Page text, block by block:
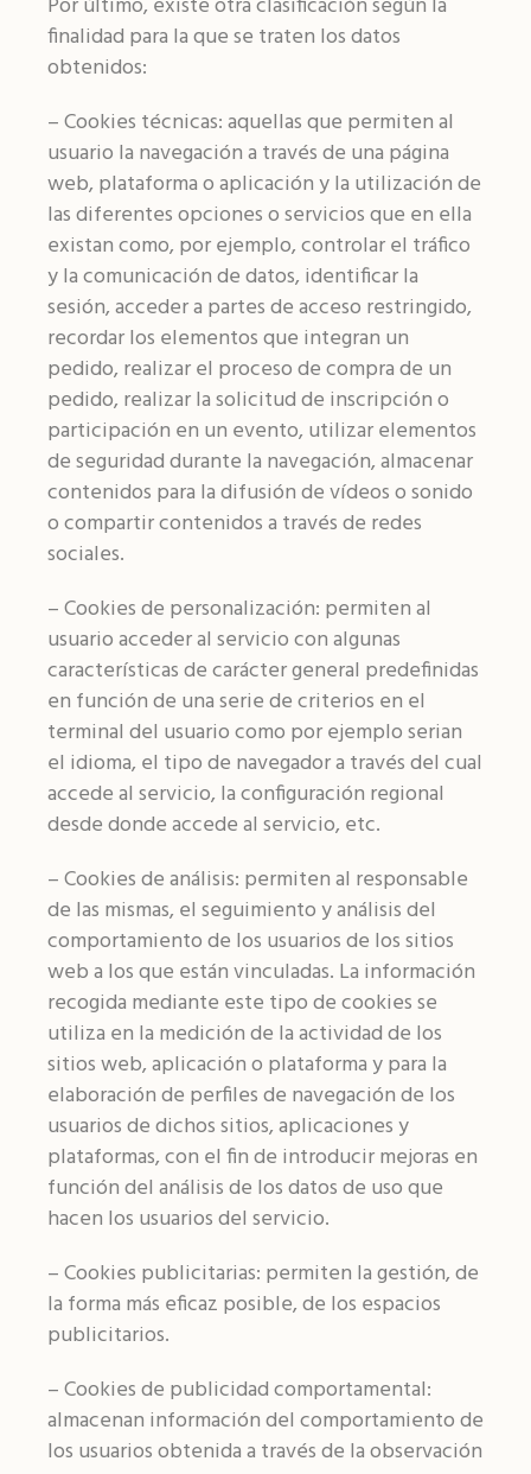
finalidad para la que se traten los datos
obtenidos:
– Cookies técnicas: aquellas que permiten al
usuario la navegación a través de una página
web, plataforma o aplicación y la utilización de
las diferentes opciones o servicios que en ella
existan como, por ejemplo, controlar el tráfico
y la comunicación de datos, identificar la
sesión, acceder a partes de acceso restringido,
recordar los elementos que integran un
pedido, realizar el proceso de compra de un
pedido, realizar la solicitud de inscripción o
participación en un evento, utilizar elementos
de seguridad durante la navegación, almacenar
contenidos para la difusión de vídeos o sonido
o compartir contenidos a través de redes
sociales.
– Cookies de personalización: permiten al
usuario acceder al servicio con algunas
características de carácter general predefinidas
en función de una serie de criterios en el
terminal del usuario como por ejemplo serian
el idioma, el tipo de navegador a través del cual
accede al servicio, la configuración regional
desde donde accede al servicio, etc.
– Cookies de análisis: permiten al responsable
de las mismas, el seguimiento y análisis del
comportamiento de los usuarios de los sitios
web a los que están vinculadas. La información
recogida mediante este tipo de cookies se
utiliza en la medición de la actividad de los
sitios web, aplicación o plataforma y para la
elaboración de perfiles de navegación de los
usuarios de dichos sitios, aplicaciones y
plataformas, con el fin de introducir mejoras en
función del análisis de los datos de uso que
hacen los usuarios del servicio.
– Cookies publicitarias: permiten la gestión, de
la forma más eficaz posible, de los espacios
publicitarios.
– Cookies de publicidad comportamental:
almacenan información del comportamiento de
los usuarios obtenida a través de la observación